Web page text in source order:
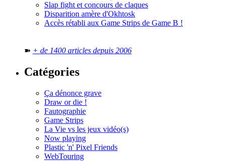
Slap fight et concours de claques
Disparition amère d'Okhtosk
Accès rétabli aux Game Strips de Game B !
➽ + de 1400 articles depuis 2006
Catégories
Ça dénonce grave
Draw or die !
Fautographie
Game Strips
La Vie vs les jeux vidéo(s)
Now playing
Plastic 'n' Pixel Friends
WebTouring